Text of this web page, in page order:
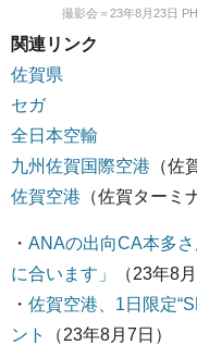
撮影会＝23年8月23日
関連リンク
佐賀県
セガ
全日本空輸
九州佐賀国際空港 （佐
佐賀空港 （佐賀ターミ
・ ANAの出向CA本多
に合います」
（23年8
・ 佐賀空港、1日限定
ント
（23年8月7日）